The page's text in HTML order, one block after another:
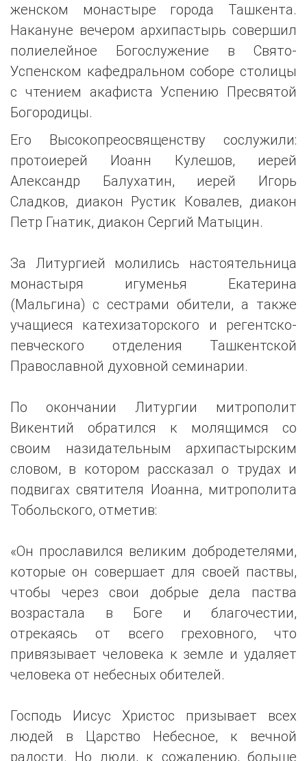
женском монастыре города Ташкента.
Накануне вечером архипастырь совершил
полиелейное Богослужение в Свято-
Успенском кафедральном соборе столицы
с чтением акафиста Успению Пресвятой
Богородицы.
Его Высокопреосвященству сослужили:
протоиерей Иоанн Кулешов, иерей
Александр Балухатин, иерей Игорь
Сладков, диакон Рустик Ковалев, диакон
Петр Гнатик, диакон Сергий Матыцин.
За Литургией молились настоятельница
монастыря игуменья Екатерина
(Мальгина) с сестрами обители, а также
учащиеся катехизаторского и регентско-
певческого отделения Ташкентской
Православной духовной семинарии.
По окончании Литургии митрополит
Викентий обратился к молящимся со
своим назидательным архипастырским
словом, в котором рассказал о трудах и
подвигах святителя Иоанна, митрополита
Тобольского, отметив:
«Он прославился великим добродетелями,
которые он совершает для своей паствы,
чтобы через свои добрые дела паства
возрастала в Боге и благочестии,
отрекаясь от всего греховного, что
привязывает человека к земле и удаляет
человека от небесных обителей.
Господь Иисус Христос призывает всех
людей в Царство Небесное, к вечной
радости. Но люди, к сожалению, больше